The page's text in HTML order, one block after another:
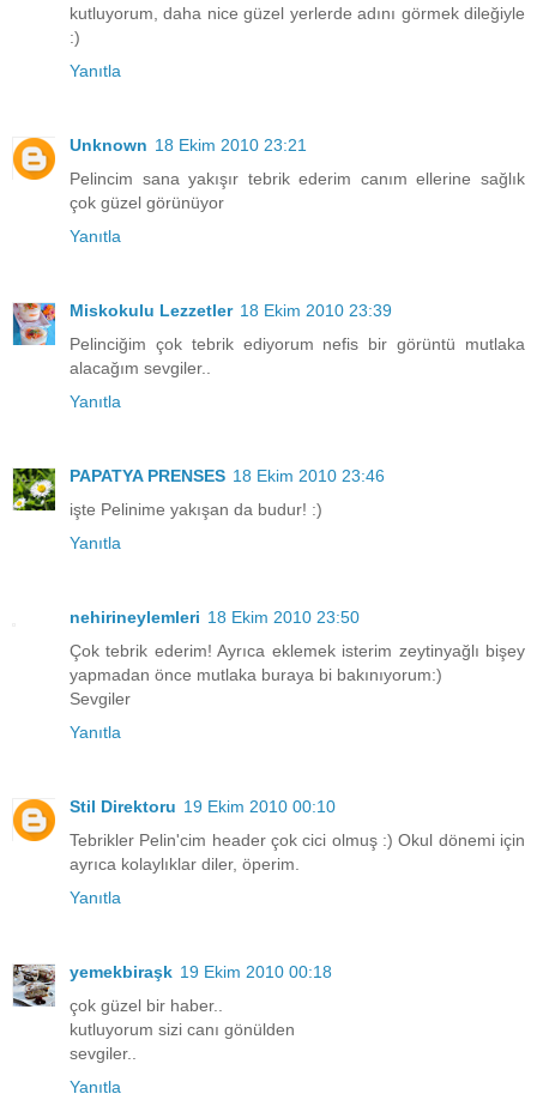
kutluyorum, daha nice güzel yerlerde adını görmek dileğiyle
:)
Yanıtla
Unknown 18 Ekim 2010 23:21
Pelincim sana yakışır tebrik ederim canım ellerine sağlık
çok güzel görünüyor
Yanıtla
Miskokulu Lezzetler 18 Ekim 2010 23:39
Pelinciğim çok tebrik ediyorum nefis bir görüntü mutlaka
alacağım sevgiler..
Yanıtla
PAPATYA PRENSES 18 Ekim 2010 23:46
işte Pelinime yakışan da budur! :)
Yanıtla
nehirineylemleri 18 Ekim 2010 23:50
Çok tebrik ederim! Ayrıca eklemek isterim zeytinyağlı bişey
yapmadan önce mutlaka buraya bi bakınıyorum:)
Sevgiler
Yanıtla
Stil Direktoru 19 Ekim 2010 00:10
Tebrikler Pelin'cim header çok cici olmuş :) Okul dönemi için
ayrıca kolaylıklar diler, öperim.
Yanıtla
yemekbiraşk 19 Ekim 2010 00:18
çok güzel bir haber..
kutluyorum sizi canı gönülden
sevgiler..
Yanıtla